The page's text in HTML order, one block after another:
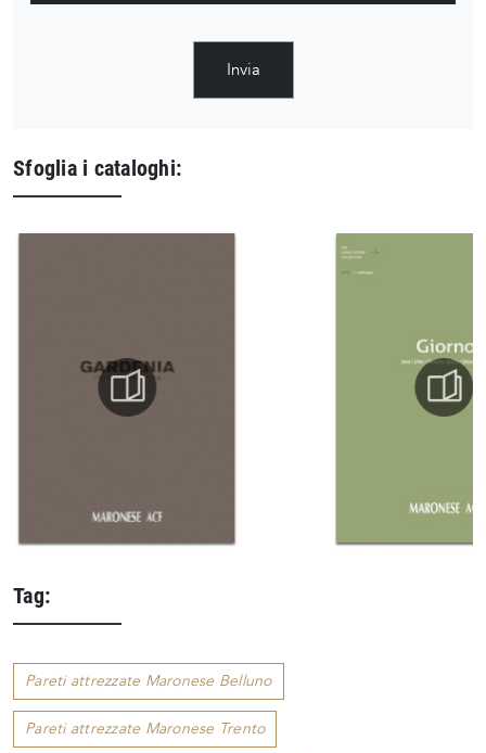
Invia
Sfoglia i cataloghi:
Tag:
Pareti attrezzate Maronese Belluno
Pareti attrezzate Maronese Trento